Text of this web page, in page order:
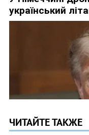
ЧИТАЙТЕ ТАКЖЕ